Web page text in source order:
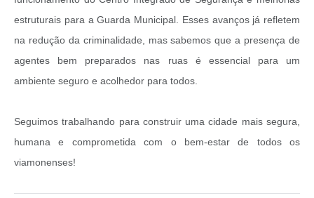
estruturais para a Guarda Municipal. Esses avanços já refletem
na redução da criminalidade, mas sabemos que a presença de
agentes bem preparados nas ruas é essencial para um
ambiente seguro e acolhedor para todos.
Seguimos trabalhando para construir uma cidade mais segura,
humana e comprometida com o bem-estar de todos os
viamonenses!